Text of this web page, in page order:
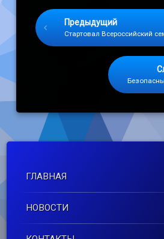
Предыдущий
Стартовал Всероссийский
ГЛАВНАЯ
НОВОСТИ